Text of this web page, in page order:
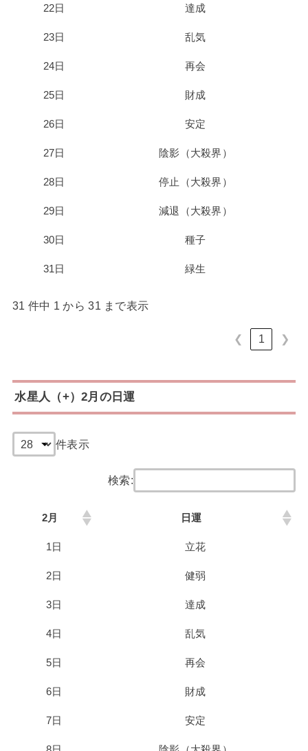
22日 達成
23日 乱気
24日 再会
25日 財成
26日 安定
27日 陰影（大殺界）
28日 停止（大殺界）
29日 減退（大殺界）
30日 種子
31日 緑生
31 件中 1 から 31 まで表示
❮ 1 ❯
水星人（+）2月の日運
件表示
検索:
2月 日運
1日 立花
2日 健弱
3日 達成
4日 乱気
5日 再会
6日 財成
7日 安定